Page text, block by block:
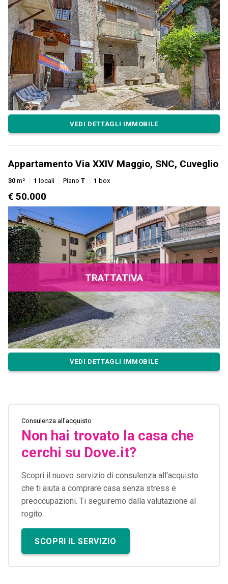
VEDI DETTAGLI IMMOBILE
Appartamento Via XXIV Maggio, SNC, Cuveglio
30 m² 1 locali Piano T 1 box
€ 50.000
TRATTATIVA
VEDI DETTAGLI IMMOBILE
Consulenza all'acquisto
Non hai trovato la casa che
cerchi su Dove.it?
Scopri il nuovo servizio di consulenza all'acquisto
che ti aiuta a comprare casa senza stress e
preoccupazioni. Ti seguiremo dalla valutazione al
rogito.
SCOPRI IL SERVIZIO